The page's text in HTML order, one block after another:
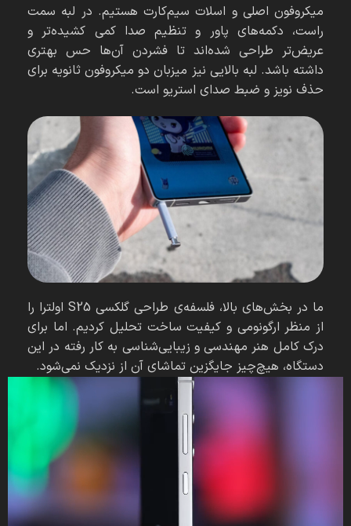
میکروفون اصلی و اسلات سیم‌کارت هستیم. در لبه سمت
راست، دکمه‌های پاور و تنظیم صدا کمی کشیده‌تر و
عریض‌تر طراحی شده‌اند تا فشردن آن‌ها حس بهتری
داشته باشد. لبه بالایی نیز میزبان دو میکروفون ثانویه برای
حذف نویز و ضبط صدای استریو است.
ما در بخش‌های بالا، فلسفه‌ی طراحی گلکسی S25 اولترا را
از منظر ارگونومی و کیفیت ساخت تحلیل کردیم. اما برای
درک کامل هنر مهندسی و زیبایی‌شناسی به کار رفته در این
دستگاه، هیچ‌چیز جایگزین تماشای آن از نزدیک نمی‌شود.